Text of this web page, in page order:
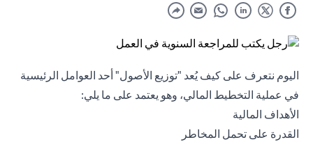
اليوم نتعرف على كيف يُعد "توزيع الأصول" أحد العوامل الرئيسية
في عملية التخطيط المالي، وهو يعتمد على ما يلي:
الأهداف المالية
القدرة على تحمل المخاطر